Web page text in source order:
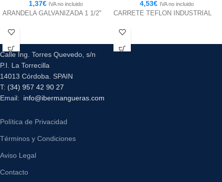
1,37€ IVA no incluido
ARANDELA GALVANIZADA 1 1/2"
4,53€ IVA no incluido
CARRETE TEFLON INDUSTRIAL
Calle Ing. Torres Quevedo, s/n
P.I. La Torrecilla
14013 Córdoba. SPAIN
T: (34) 957 42 90 27
Email: info@ibermangueras.com
Política de Privacidad
Términos y Condiciones
Aviso Legal
Contacto